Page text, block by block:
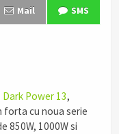
Mail SMS
Dark Power 13,
forta cu noua serie
850W, 1000W si